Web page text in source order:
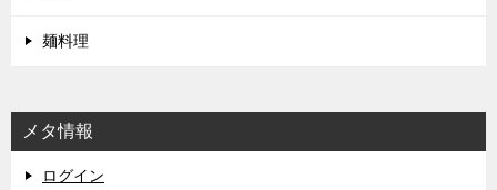
麺料理
メタ情報
ログイン